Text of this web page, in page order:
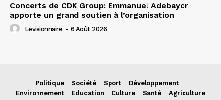
Concerts de CDK Group: Emmanuel Adebayor
apporte un grand soutien à l’organisation
Levisionnaire - 6 Août 2026
Politique Société Sport
Développement
Environnement
Education Culture Santé Agriculture